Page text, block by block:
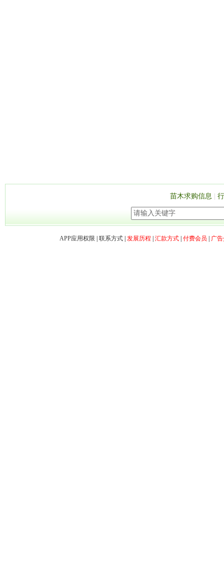
苗木求购信息
APP应用权限 联系方式| 发展历程 汇款方式| 付费会员 广